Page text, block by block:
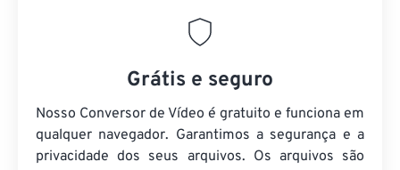
Grátis e seguro
Nosso Conversor de Vídeo é gratuito e funciona em
qualquer navegador. Garantimos a segurança e a
privacidade dos seus arquivos. Os arquivos são